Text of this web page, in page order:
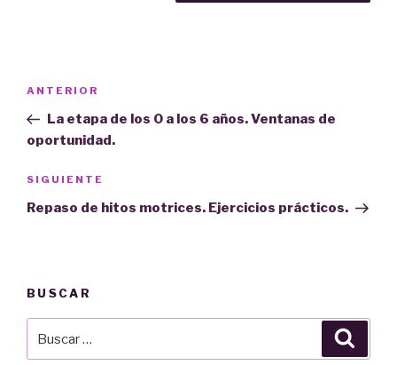
entradas
Entrada
anterior:
ANTERIOR
La etapa de los 0 a los 6 años. Ventanas de
oportunidad.
Siguiente
entrada
SIGUIENTE
Repaso de hitos motrices. Ejercicios prácticos.
BUSCAR